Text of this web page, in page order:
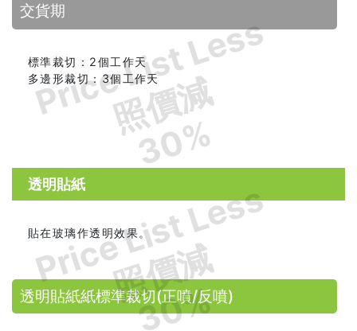
Price List Less
照價減
30%
Price List Less
照價減
30%
交貨期
標準裁切：2個工作天
多邊形裁切：3個工作天
透明貼紙
貼在玻璃作透明效果。
透明貼紙紙標準裁切(正噴/反噴)